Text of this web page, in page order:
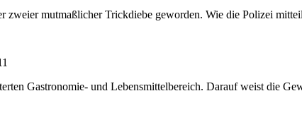
zweier mutmaßlicher Trickdiebe geworden. Wie die Polizei
Gastronomie- und Lebensmittelbereich. Darauf weist die